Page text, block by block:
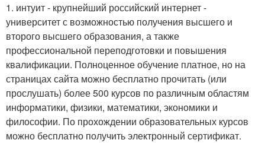
1. интуит - крупнейший российский интернет -
университет с возможностью получения высшего и
второго высшего образования, а также
профессиональной переподготовки и повышения
квалификации. Полноценное обучение платное, но на
страницах сайта можно бесплатно прочитать (или
прослушать) более 500 курсов по различным областям
информатики, физики, математики, экономики и
философии. По прохождении образовательных курсов
можно бесплатно получить электронный сертификат.